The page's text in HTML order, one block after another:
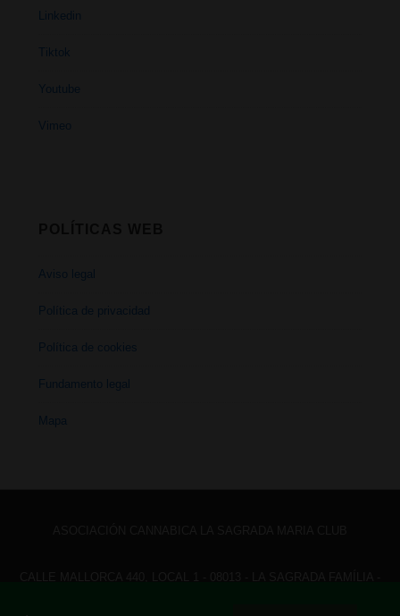
Linkedin
Tiktok
Youtube
Vimeo
Aviso legal
Política de privacidad
Política de cookies
Fundamento legal
Mapa